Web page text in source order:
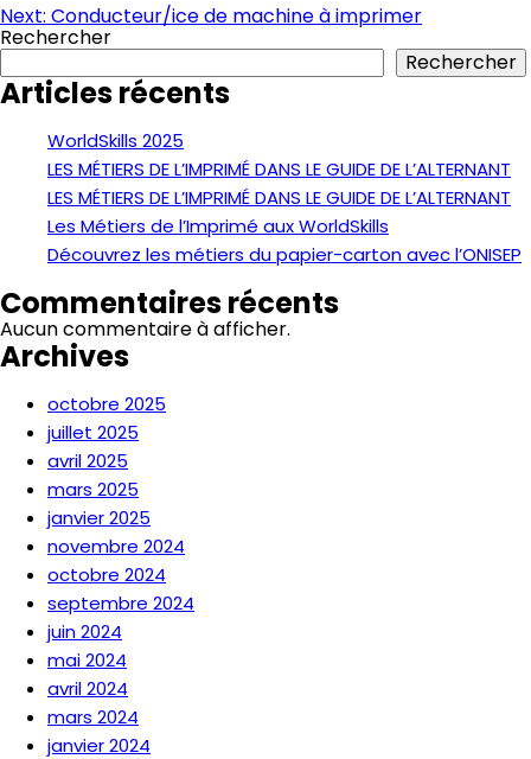
Navigation
de
l’article
Next: Conducteur/ice de machine à imprimer
Rechercher
Rechercher
Articles récents
WorldSkills 2025
LES MÉTIERS DE L’IMPRIMÉ DANS LE GUIDE DE L’ALTERNANT
LES MÉTIERS DE L’IMPRIMÉ DANS LE GUIDE DE L’ALTERNANT
Les Métiers de l’Imprimé aux WorldSkills
Découvrez les métiers du papier-carton avec l’ONISEP
Commentaires récents
Aucun commentaire à afficher.
Archives
octobre 2025
juillet 2025
avril 2025
mars 2025
janvier 2025
novembre 2024
octobre 2024
septembre 2024
juin 2024
mai 2024
avril 2024
mars 2024
janvier 2024